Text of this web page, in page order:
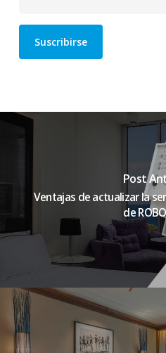
Post
Ventajas de actualizar la
de